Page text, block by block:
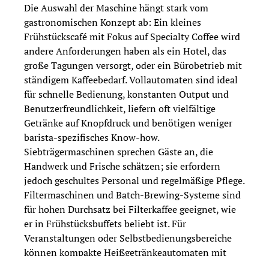
Die Auswahl der Maschine hängt stark vom
gastronomischen Konzept ab: Ein kleines
Frühstückscafé mit Fokus auf Specialty Coffee wird
andere Anforderungen haben als ein Hotel, das
große Tagungen versorgt, oder ein Bürobetrieb mit
ständigem Kaffeebedarf. Vollautomaten sind ideal
für schnelle Bedienung, konstanten Output und
Benutzerfreundlichkeit, liefern oft vielfältige
Getränke auf Knopfdruck und benötigen weniger
barista-spezifisches Know-how.
Siebträgermaschinen sprechen Gäste an, die
Handwerk und Frische schätzen; sie erfordern
jedoch geschultes Personal und regelmäßige Pflege.
Filtermaschinen und Batch-Brewing-Systeme sind
für hohen Durchsatz bei Filterkaffee geeignet, wie
er in Frühstücksbuffets beliebt ist. Für
Veranstaltungen oder Selbstbedienungsbereiche
können kompakte Heißgetränkeautomaten mit